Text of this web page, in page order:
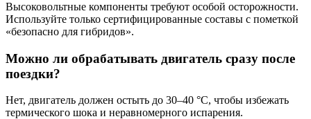
Высоковольтные компоненты требуют особой осторожности.
Используйте только сертифицированные составы с пометкой
«безопасно для гибридов».
Можно ли обрабатывать двигатель сразу после
поездки?
Нет, двигатель должен остыть до 30–40 °C, чтобы избежать
термического шока и неравномерного испарения.